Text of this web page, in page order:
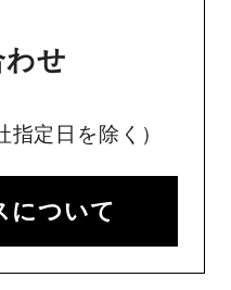
せ
指定日を除く）
について